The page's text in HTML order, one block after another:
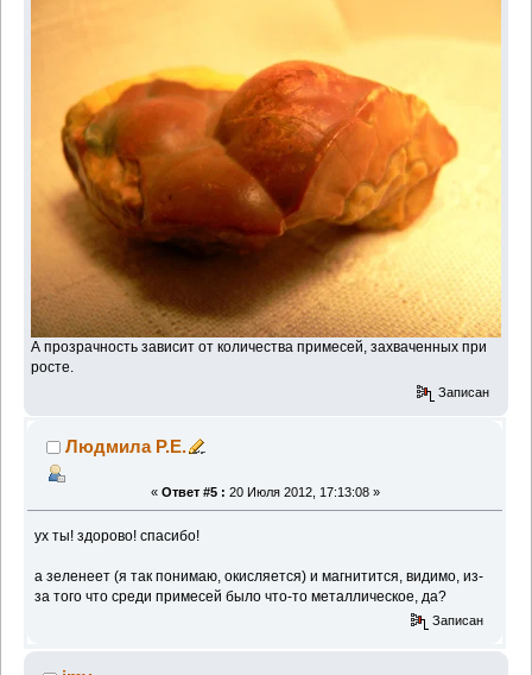
А прозрачность зависит от количества примесей, захваченных при
росте.
Записан
Людмила Р.Е.
« Ответ #5 : 20 Июля 2012, 17:13:08 »
ух ты! здорово! спасибо!
а зеленеет (я так понимаю, окисляется) и магнитится, видимо, из-
за того что среди примесей было что-то металлическое, да?
Записан